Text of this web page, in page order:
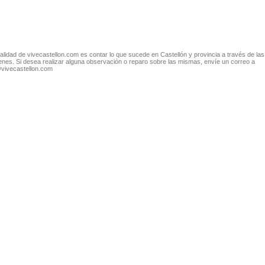
de vivecastellon.com es contar lo que sucede en Castellón y provincia a través de las
Si desea realizar alguna observación o reparo sobre las mismas, envíe un correo a